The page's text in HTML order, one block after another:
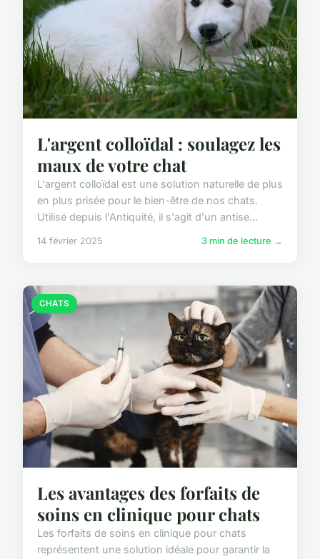
L'argent colloïdal : soulagez les
maux de votre chat
L'argent colloïdal est une solution naturelle de plus
en plus prisée pour le bien-être de nos chats.
Utilisé depuis l'Antiquité, il s'agit d'un antise...
14 février 2025 3 min de lecture →
CHATS
Les avantages des forfaits de
soins en clinique pour chats
Les forfaits de soins en clinique pour chats
représentent une solution idéale pour garantir la